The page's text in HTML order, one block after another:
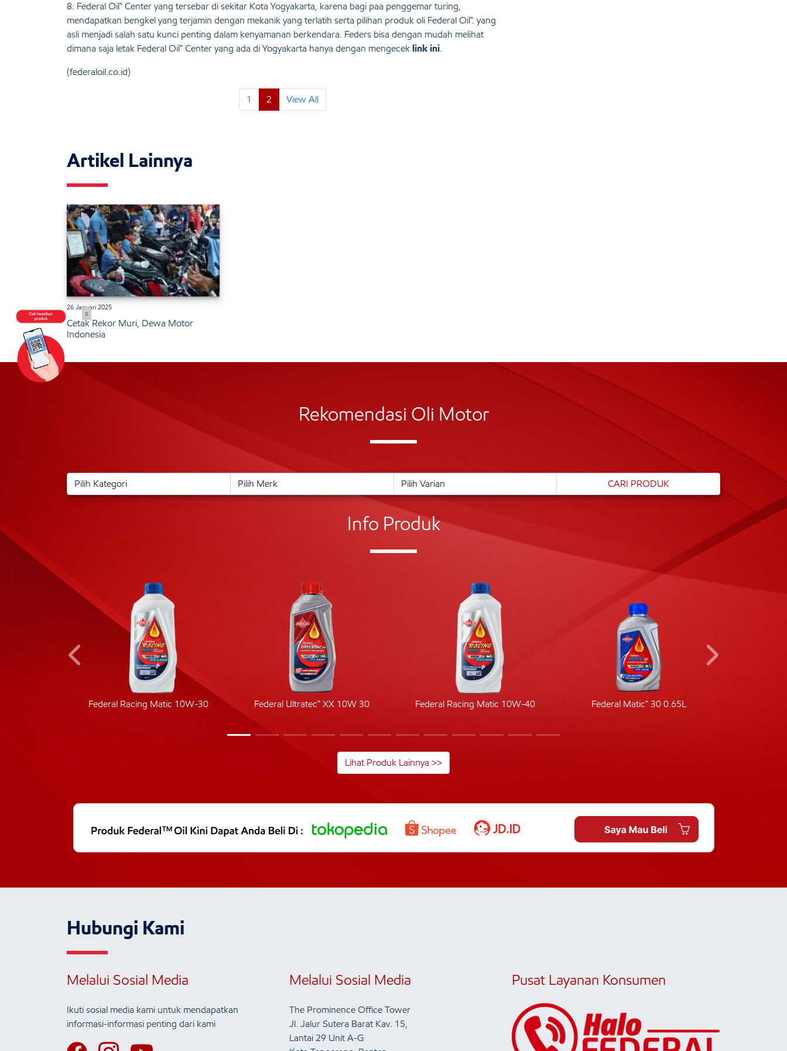
8. Federal Oil™ Center yang tersebar di sekitar Kota Yogyakarta, karena bagi paa penggemar turing,
mendapatkan bengkel yang terjamin dengan mekanik yang terlatih serta pilihan produk oli Federal Oil™. yang
asli menjadi salah satu kunci penting dalam kenyamanan berkendara. Feders bisa dengan mudah melihat
dimana saja letak Federal Oil™ Center yang ada di Yogyakarta hanya dengan mengecek link ini.
(federaloil.co.id)
1 2 View All
Artikel Lainnya
26 Januari 2025
Cetak Rekor Muri, Dewa Motor
Indonesia
Rekomendasi Oli Motor
Info Produk
Federal Racing Matic 10W-30 Federal Ultratec™ XX 10W 30 Federal Racing Matic 10W-40 Federal Matic™ 30 0.65L
Lihat Produk Lainnya >>
Hubungi Kami
Melalui Sosial Media
Ikuti sosial media kami untuk mendapatkan
informasi-informasi penting dari kami
Melalui Sosial Media
The Prominence Office Tower
Jl. Jalur Sutera Barat Kav. 15,
Lantai 29 Unit A-G
Pusat Layanan Konsumen
x